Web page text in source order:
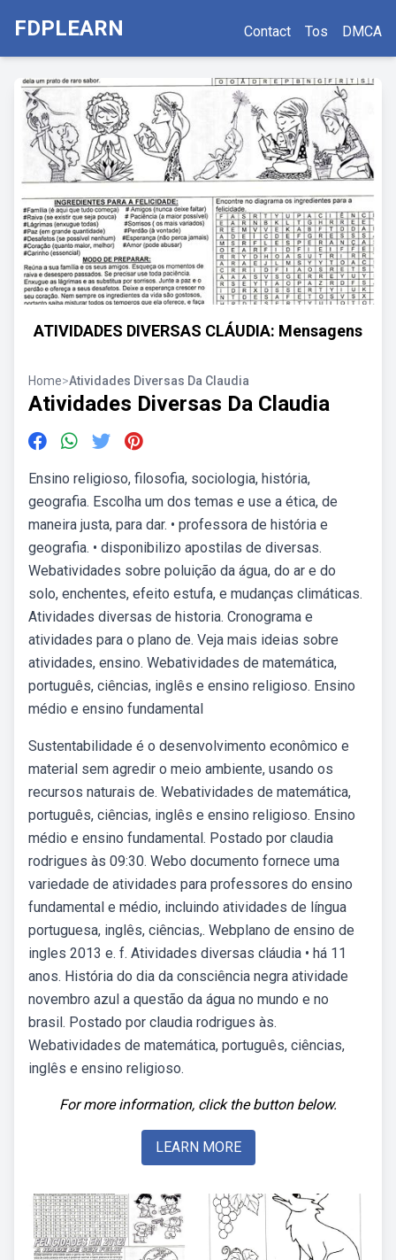
FDPLEARN Contact Tos DMCA
ATIVIDADES DIVERSAS CLÁUDIA: Mensagens
Home>Atividades Diversas Da Claudia
Atividades Diversas Da Claudia
Ensino religioso, filosofia, sociologia, história,
geografia. Escolha um dos temas e use a ética, de
maneira justa, para dar. • professora de história e
geografia. • disponibilizo apostilas de diversas.
Webatividades sobre poluição da água, do ar e do
solo, enchentes, efeito estufa, e mudanças climáticas.
Atividades diversas de historia. Cronograma e
atividades para o plano de. Veja mais ideias sobre
atividades, ensino. Webatividades de matemática,
português, ciências, inglês e ensino religioso. Ensino
médio e ensino fundamental
Sustentabilidade é o desenvolvimento econômico e
material sem agredir o meio ambiente, usando os
recursos naturais de. Webatividades de matemática,
português, ciências, inglês e ensino religioso. Ensino
médio e ensino fundamental. Postado por claudia
rodrigues às 09:30. Webo documento fornece uma
variedade de atividades para professores do ensino
fundamental e médio, incluindo atividades de língua
portuguesa, inglês, ciências,. Webplano de ensino de
ingles 2013 e. f. Atividades diversas cláudia • há 11
anos. História do dia da consciência negra atividade
novembro azul a questão da água no mundo e no
brasil. Postado por claudia rodrigues às.
Webatividades de matemática, português, ciências,
inglês e ensino religioso.
For more information, click the button below.
LEARN MORE